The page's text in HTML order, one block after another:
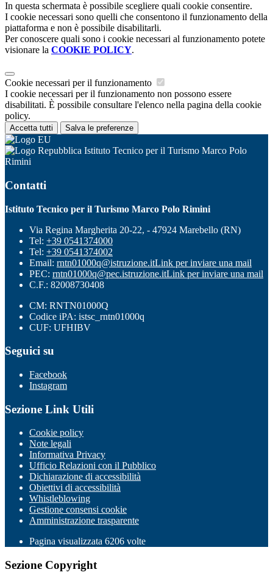
In questa schermata è possibile scegliere quali cookie consentire.
I cookie necessari sono quelli che consentono il funzionamento della
piattaforma e non è possibile disabilitarli.
Per conoscere quali sono i cookie necessari al funzionamento potete
visionare la COOKIE POLICY.
Cookie necessari per il funzionamento
I cookie necessari per il funzionamento non possono essere
disabilitati. È possibile consultare l'elenco nella pagina della cookie
policy.
Accetta tutti Salva le preferenze
Istituto Tecnico per il Turismo Marco Polo
Rimini
Contatti
Istituto Tecnico per il Turismo Marco Polo Rimini
Via Regina Margherita 20-22, - 47924 Marebello (RN)
Tel: +39 0541374000
Tel: +39 0541374002
Email: rntn01000q@istruzione.itLink per inviare una mail
PEC: rntn01000q@pec.istruzione.itLink per inviare una mail
C.F.: 82008730408
CM: RNTN01000Q
Codice iPA: istsc_rntn01000q
CUF: UFHIBV
Seguici su
Facebook
Instagram
Sezione Link Utili
Cookie policy
Note legali
Informativa Privacy
Ufficio Relazioni con il Pubblico
Dichiarazione di accessibilità
Obiettivi di accessibilità
Whistleblowing
Gestione consensi cookie
Amministrazione trasparente
Pagina visualizzata 6206 volte
Sezione Copyright